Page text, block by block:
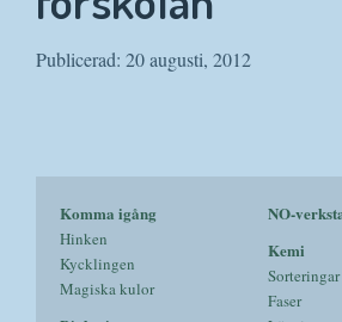
Publicerad: 20 augusti, 2012
Komma igång
Hinken
Kycklingen
Magiska kulor
NO-
Kemi
Sorteringar
Faser